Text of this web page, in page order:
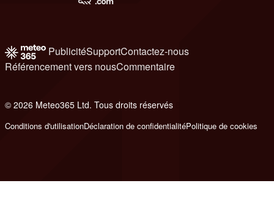
PublicitéSupportContactez-nous
Référencement vers nousCommentaire
© 2026 Meteo365 Ltd. Tous droits réservés
Conditions d'utilisationDéclaration de confidentialitéPolitique de cookies